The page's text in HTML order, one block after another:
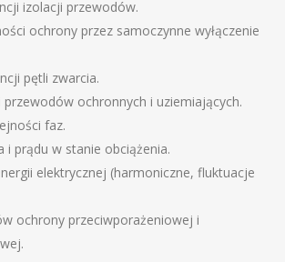
izolacji przewodów.
ochrony przez samoczynne wyłączenie
pętli zwarcia.
przewodów ochronnych i uziemiających.
faz.
i prądu w stanie obciążenia.
elektrycznej (harmoniczne, fluktuacje
ochrony przeciwporażeniowej i